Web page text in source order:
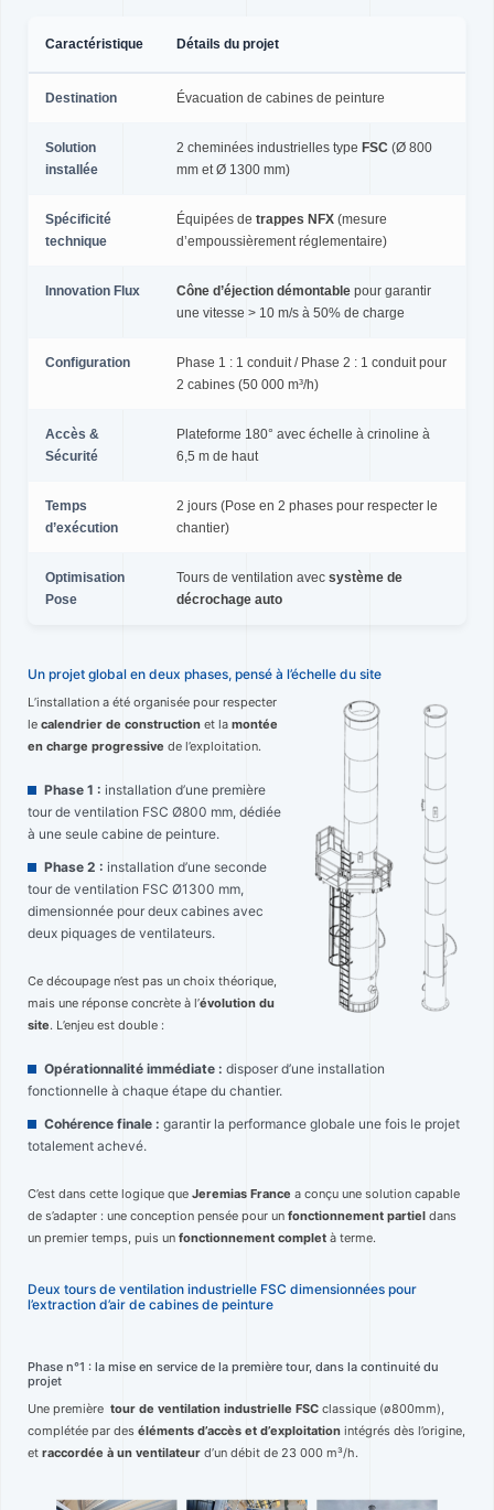
Caractéristique Détails du projet
Destination Évacuation de cabines de peinture
Solution
installée
2 cheminées industrielles type FSC (Ø 800
mm et Ø 1300 mm)
Spécificité
technique
Équipées de trappes NFX (mesure
d’empoussièrement réglementaire)
Innovation Flux Cône d’éjection démontable pour garantir
une vitesse > 10 m/s à 50% de charge
Configuration
Phase 1 : 1 conduit / Phase 2 : 1 conduit pour
2 cabines (50 000 m³/h)
Accès &
Sécurité
Plateforme 180° avec échelle à crinoline à
6,5 m de haut
Temps
d’exécution
2 jours (Pose en 2 phases pour respecter le
chantier)
Optimisation
Pose
Tours de ventilation avec système de
décrochage auto
Un projet global en deux phases, pensé à l’échelle du site
L’installation a été organisée pour respecter
le calendrier de construction et la montée
en charge progressive de l’exploitation.
Phase 1 : installation d’une première
tour de ventilation FSC Ø800 mm, dédiée
à une seule cabine de peinture.
Phase 2 : installation d’une seconde
tour de ventilation FSC Ø1300 mm,
dimensionnée pour deux cabines avec
deux piquages de ventilateurs.
Ce découpage n’est pas un choix théorique,
mais une réponse concrète à l’évolution du
site. L’enjeu est double :
Opérationnalité immédiate : disposer d’une installation
fonctionnelle à chaque étape du chantier.
Cohérence finale : garantir la performance globale une fois le projet
totalement achevé.
C’est dans cette logique que Jeremias France a conçu une solution capable
de s’adapter : une conception pensée pour un fonctionnement partiel dans
un premier temps, puis un fonctionnement complet à terme.
Deux tours de ventilation industrielle FSC dimensionnées pour
l’extraction d’air de cabines de peinture
Phase n°1 : la mise en service de la première tour, dans la continuité du
projet
Une première tour de ventilation industrielle FSC classique (ø800mm),
complétée par des éléments d’accès et d’exploitation intégrés dès l’origine,
et raccordée à un ventilateur d’un débit de 23 000 m³/h.